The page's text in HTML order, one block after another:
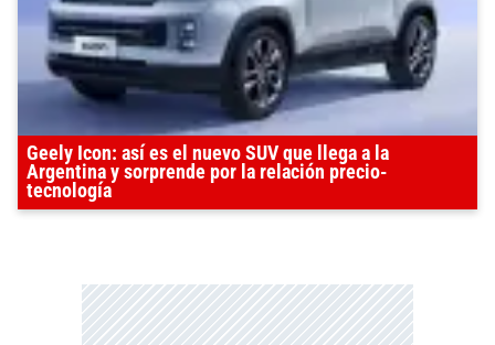
Geely Icon: así es el nuevo SUV que llega a la
Argentina y sorprende por la relación precio-
tecnología